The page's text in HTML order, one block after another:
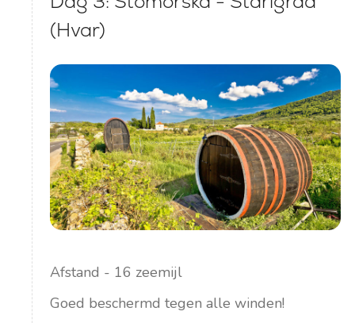
(Hvar)
Afstand - 16 zeemijl
Goed beschermd tegen alle winden!